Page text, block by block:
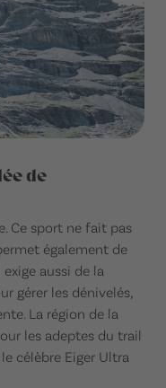
de
Ce sport ne fait pas
également de
aussi de la
gérer les dénivelés,
La région de la
les adeptes du trail
célèbre Eiger Ultra